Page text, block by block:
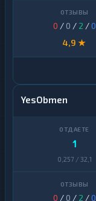
0 / 0 / 2 /0
4,9 ★
YesObmen
1
0,257 / 32,1
0 / 0 / 2 /0